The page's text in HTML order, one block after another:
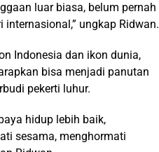
luar biasa, belum pernah
ungkap Ridwan.
Indonesia dan ikon dunia,
bisa menjadi panutan
pekerti luhur.
hidup lebih baik,
sesama, menghormati